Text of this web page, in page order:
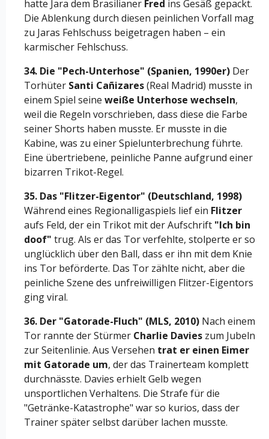
hatte Jara dem Brasilianer Fred ins Gesäß gepackt.
Die Ablenkung durch diesen peinlichen Vorfall mag
zu Jaras Fehlschuss beigetragen haben – ein
karmischer Fehlschuss.
34. Die "Pech-Unterhose" (Spanien, 1990er) Der
Torhüter Santi Cañizares(Real Madrid) musste in
einem Spiel seine weiße Unterhose wechseln,
weil die Regeln vorschrieben, dass diese die Farbe
seiner Shorts haben musste. Er musste in die
Kabine, was zu einer Spielunterbrechung führte.
Eine übertriebene, peinliche Panne aufgrund einer
bizarren Trikot-Regel.
35. Das "Flitzer-Eigentor" (Deutschland, 1998)
Während eines Regionalligaspiels lief ein Flitzer
aufs Feld, der ein Trikot mit der Aufschrift "Ich bin
doof" trug. Als er das Tor verfehlte, stolperte er so
unglücklich über den Ball, dass er ihn mit dem Knie
ins Tor beförderte. Das Tor zählte nicht, aber die
peinliche Szene des unfreiwilligen Flitzer-Eigentors
ging viral.
36. Der "Gatorade-Fluch" (MLS, 2010) Nach einem
Tor rannte der Stürmer Charlie Davies zum Jubeln
zur Seitenlinie. Aus Versehen trat er einen Eimer
mit Gatorade um, der das Trainerteam komplett
durchnässte. Davies erhielt Gelb wegen
unsportlichen Verhaltens. Die Strafe für die
"Getränke-Katastrophe" war so kurios, dass der
Trainer später selbst darüber lachen musste.